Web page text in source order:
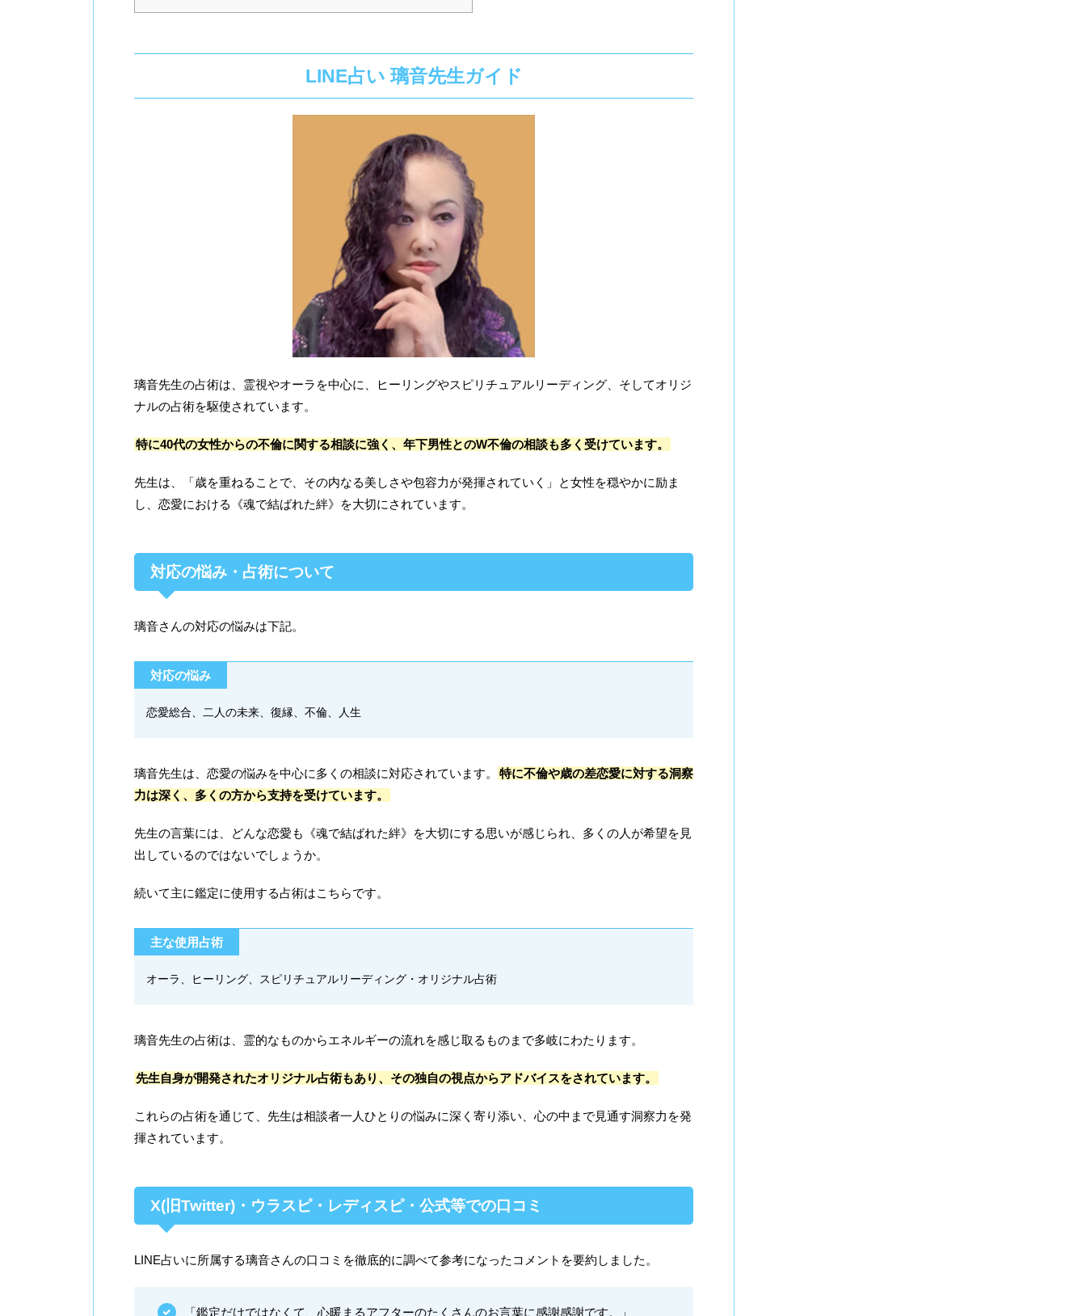
LINE占い 璃音先生ガイド
璃音先生の占術は、霊視やオーラを中心に、ヒーリングやスピリチュアルリーディング、そしてオリジ
ナルの占術を駆使されています。
特に40代の女性からの不倫に関する相談に強く、年下男性とのW不倫の相談も多く受けています。
先生は、「歳を重ねることで、その内なる美しさや包容力が発揮されていく」と女性を穏やかに励ま
し、恋愛における《魂で結ばれた絆》を大切にされています。
対応の悩み・占術について
璃音さんの対応の悩みは下記。
対応の悩み
恋愛総合、二人の未来、復縁、不倫、人生
璃音先生は、恋愛の悩みを中心に多くの相談に対応されています。
特に不倫や歳の差恋愛に対する洞察
力は深く、多くの方から支持を受けています。
先生の言葉には、どんな恋愛も《魂で結ばれた絆》を大切にする思いが感じられ、多くの人が希望を見
出しているのではないでしょうか。
続いて主に鑑定に使用する占術はこちらです。
主な使用占術
オーラ、ヒーリング、スピリチュアルリーディング・オリジナル占術
璃音先生の占術は、霊的なものからエネルギーの流れを感じ取るものまで多岐にわたります。
先生自身が開発されたオリジナル占術もあり、その独自の視点からアドバイスをされています。
これらの占術を通じて、先生は相談者一人ひとりの悩みに深く寄り添い、心の中まで見通す洞察力を発
揮されています。
X(旧Twitter)・ウラスピ・レディスピ・公式等での口コミ
LINE占いに所属する璃音さんの口コミを徹底的に調べて参考になったコメントを要約しました。
「鑑定だけではなくて、心暖まるアフターのたくさんのお言葉に感謝感謝です。」